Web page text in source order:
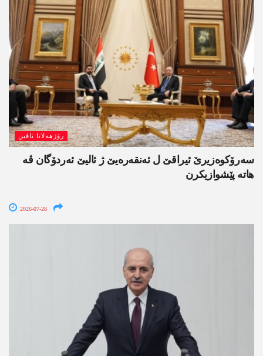
رۆژھەلاتا ناڤین
سەرۆکوەزیرێ ئیراقێ ل ئەنقەرەیێ ژ ئالیێ ئەردۆگان ڤە
ھاتە پێشوازیکرن
2026-07-28